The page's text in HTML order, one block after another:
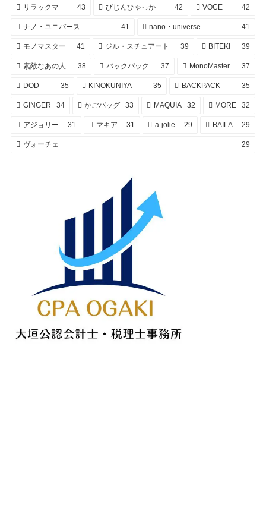
リラックマ 43 びじんひゃっか 42 VOCE 42
ナノ・ユニバース 41 nano・universe 41
モノマスター 41 ジル・スチュアート 39 BITEKI 39
素敵なあの人 38 バックパック 37 MonoMaster 37
DOD 35 KINOKUNIYA 35 BACKPACK 35
GINGER 34 かごバッグ 33 MAQUIA 32 MORE 32
アジョリー 31 マキア 31 a-jolie 29 BAILA 29
ヴォーチェ 29